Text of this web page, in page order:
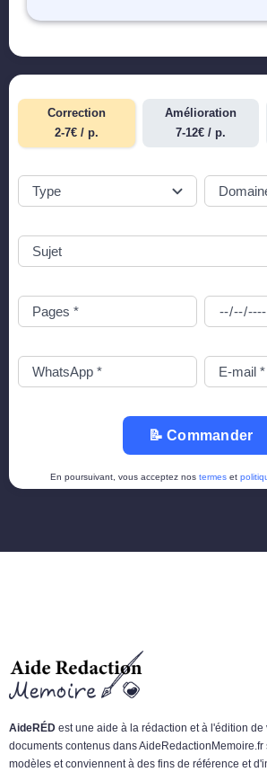
Correction
2-7€ / p.
Amélioration
7-12€ / p.
📝 Commander
En poursuivant, vous acceptez nos termes et
AideRÉD est une aide à la rédaction et à l'édition de
documents contenus dans
modèles et conviennent à des fins de référence et